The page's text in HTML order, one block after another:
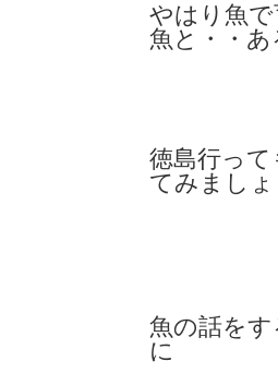
やはり魚
魚と・・
徳島行っ
てみまし
魚の話を
に